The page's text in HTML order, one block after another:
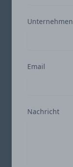
Unternehmen
Email
Nachricht